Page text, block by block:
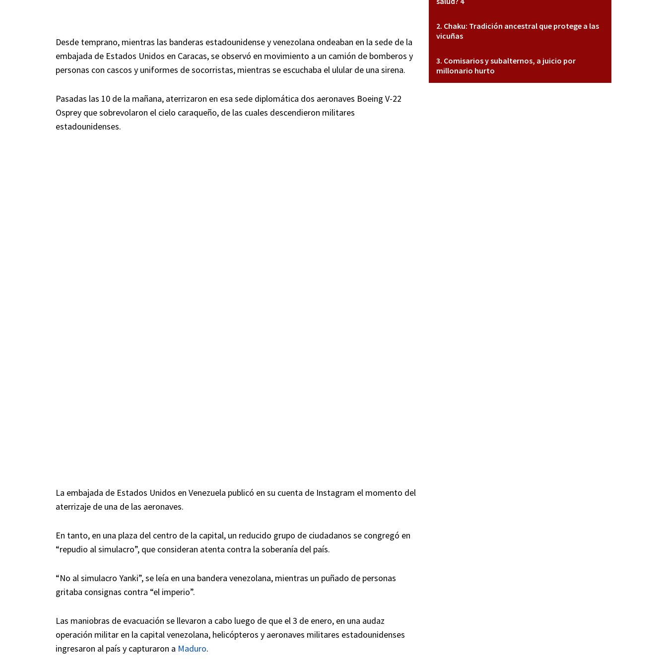
Desde temprano, mientras las banderas estadounidense y venezolana ondeaban en la sede de la
embajada de Estados Unidos en Caracas, se observó en movimiento a un camión de bomberos y
personas con cascos y uniformes de socorristas, mientras se escuchaba el ulular de una sirena.
Pasadas las 10 de la mañana, aterrizaron en esa sede diplomática dos aeronaves Boeing V-22
Osprey que sobrevolaron el cielo caraqueño, de las cuales descendieron militares
estadounidenses.
La embajada de Estados Unidos en Venezuela publicó en su cuenta de Instagram el momento del
aterrizaje de una de las aeronaves.
En tanto, en una plaza del centro de la capital, un reducido grupo de ciudadanos se congregó en
“repudio al simulacro”, que consideran atenta contra la soberanía del país.
“No al simulacro Yanki”, se leía en una bandera venezolana, mientras un puñado de personas
gritaba consignas contra “el imperio”.
Las maniobras de evacuación se llevaron a cabo luego de que el 3 de enero, en una audaz
operación militar en la capital venezolana, helicópteros y aeronaves militares estadounidenses
ingresaron al país y capturaron a Maduro.
Chaku: Tradición ancestral que protege a las
vicuñas
Comisarios y subalternos, a juicio por
millonario hurto